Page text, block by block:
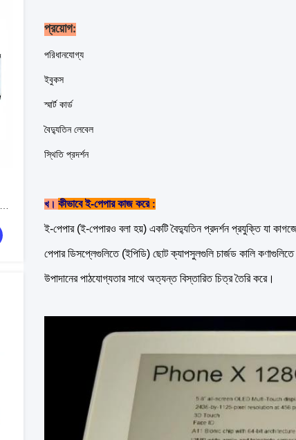
প্রয়োগ:
পরিধানযোগ্য
ইবুকস
স্মার্ট কার্ড
বৈদ্যুতিন লেবেল
স্থিতি প্রদর্শন
খ। কীভাবে ই-পেপার কাজ করে :
ই-পেপার (ই-পেপারও বলা হয়) একটি বৈদ্যুতিন প্রদর্শন প্রযুক্তি যা
পেপার ডিসপ্লেগুলিতে (ইপিডি) ছোট ক্যাপসুলগুলি চার্জড কালি
উপাদানের পাঠযোগ্যতার সাথে অত্যন্ত বিস্তারিত চিত্র তৈরি করে।